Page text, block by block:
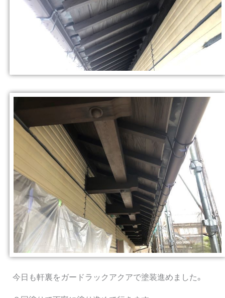
今日も軒裏をガードラックアクアで塗装進めました。